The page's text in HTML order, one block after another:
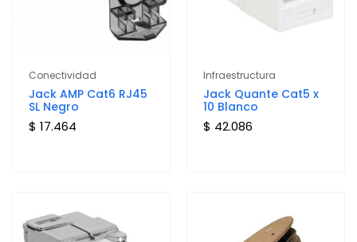
Conectividad
Jack AMP Cat6 RJ45
SL Negro
$ 17.464
Infraestructura
Jack Quante Cat5 x
10 Blanco
$ 42.086